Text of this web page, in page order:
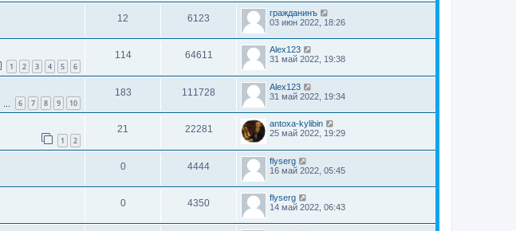
12 6123
гражданинъ
03 июн 2022, 18:26
1 2 3 4 5 6
114 64611
Alex123
31 май 2022, 19:38
6 7 8 9 10
183 111728
Alex123
31 май 2022, 19:34
1 2
21 22281
antoxa-kylibin
25 май 2022, 19:29
0 4444
flyserg
16 май 2022, 05:45
0 4350
flyserg
14 май 2022, 06:43